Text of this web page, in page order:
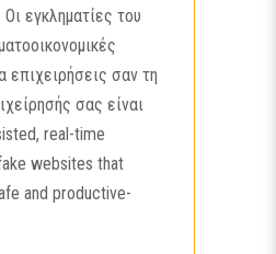
εγκληματίες του
επιχειρήσεις σαν τη
σας είναι
real-time
websites that
and productive-